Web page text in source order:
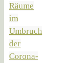
Räume
im
Umbruch
der
Corona-